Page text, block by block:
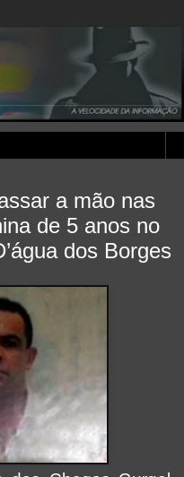
a mão nas
de 5 anos no
dos Borges